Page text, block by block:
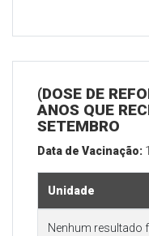
(DOSE DE
ANOS QUE
SETEMBRO
Data de Vacinação:
Unidade
Nenhum resultado